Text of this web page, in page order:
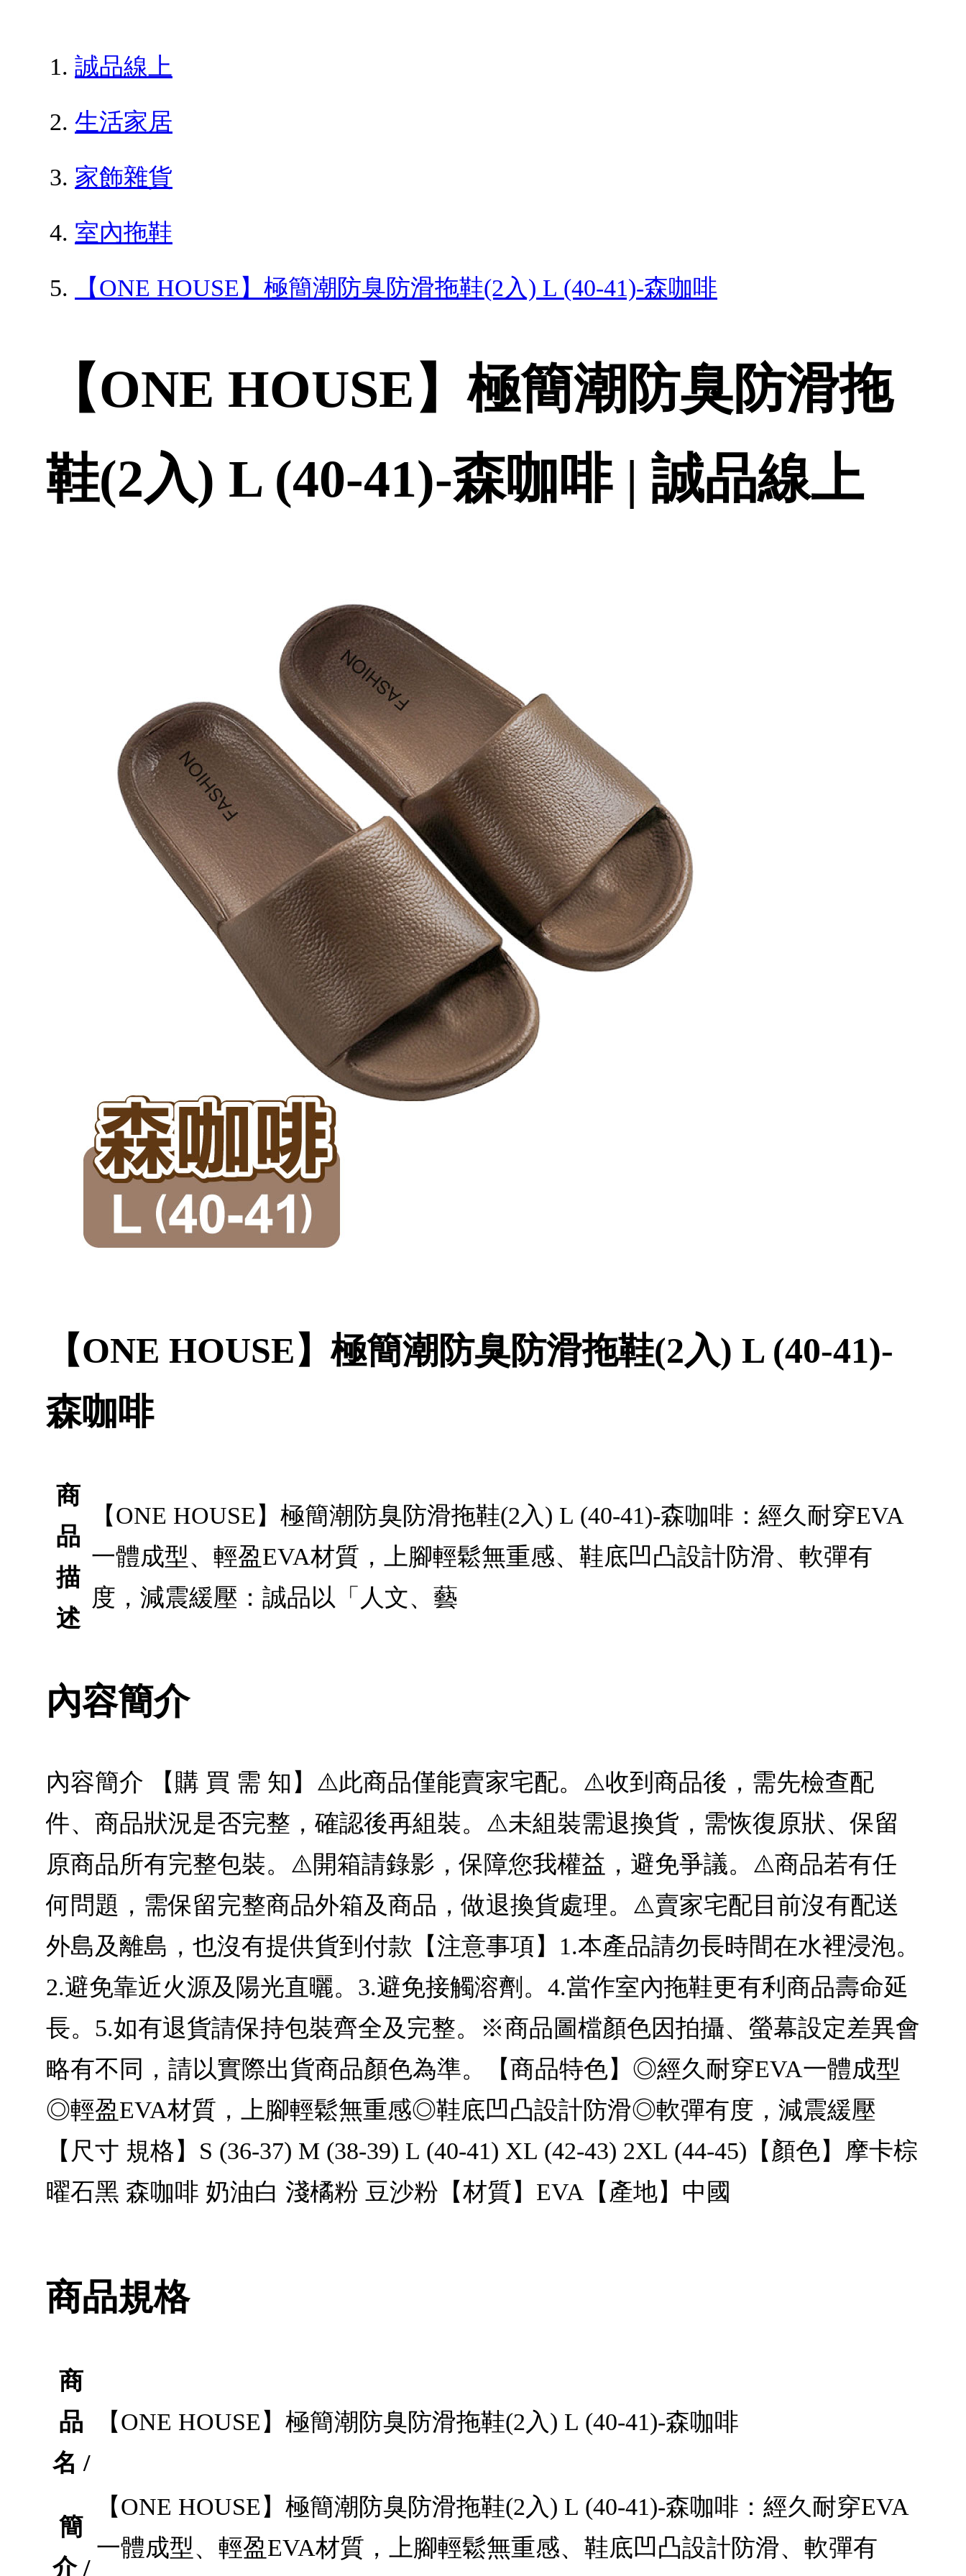
誠品線上
生活家居
家飾雜貨
室內拖鞋
【ONE HOUSE】極簡潮防臭防滑拖鞋(2入) L (40-41)-森咖啡
【ONE HOUSE】極簡潮防臭防滑拖
鞋(2入) L (40-41)-森咖啡 | 誠品線上
【ONE HOUSE】極簡潮防臭防滑拖鞋(2入) L (40-41)-
森咖啡
商
品
描
述
【ONE HOUSE】極簡潮防臭防滑拖鞋(2入) L (40-41)-森咖啡：經久耐穿EVA
一體成型、輕盈EVA材質，上腳輕鬆無重感、鞋底凹凸設計防滑、軟彈有
度，減震緩壓：誠品以「人文、藝
內容簡介
內容簡介 【購 買 需 知】⚠️此商品僅能賣家宅配。⚠️收到商品後，需先檢查配
件、商品狀況是否完整，確認後再組裝。⚠️未組裝需退換貨，需恢復原狀、保留
原商品所有完整包裝。⚠️開箱請錄影，保障您我權益，避免爭議。⚠️商品若有任
何問題，需保留完整商品外箱及商品，做退換貨處理。⚠️賣家宅配目前沒有配送
外島及離島，也沒有提供貨到付款【注意事項】1.本產品請勿長時間在水裡浸泡。
2.避免靠近火源及陽光直曬。3.避免接觸溶劑。4.當作室內拖鞋更有利商品壽命延
長。5.如有退貨請保持包裝齊全及完整。※商品圖檔顏色因拍攝、螢幕設定差異會
略有不同，請以實際出貨商品顏色為準。【商品特色】◎經久耐穿EVA一體成型
◎輕盈EVA材質，上腳輕鬆無重感◎鞋底凹凸設計防滑◎軟彈有度，減震緩壓
【尺寸 規格】S (36-37) M (38-39) L (40-41) XL (42-43) 2XL (44-45)【顏色】摩卡棕
曜石黑 森咖啡 奶油白 淺橘粉 豆沙粉【材質】EVA【產地】中國
商品規格
商
品
名 /
【ONE HOUSE】極簡潮防臭防滑拖鞋(2入) L (40-41)-森咖啡
簡
介 /
【ONE HOUSE】極簡潮防臭防滑拖鞋(2入) L (40-41)-森咖啡：經久耐穿EVA
一體成型、輕盈EVA材質，上腳輕鬆無重感、鞋底凹凸設計防滑、軟彈有